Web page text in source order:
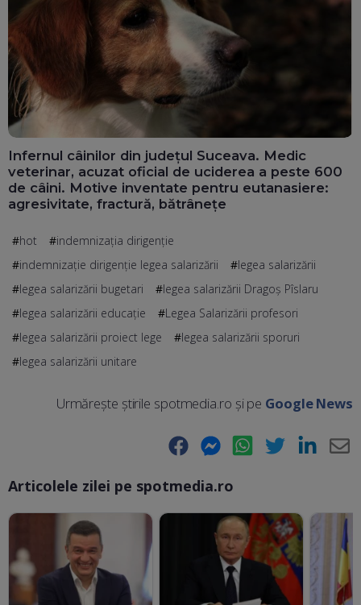
Infernul câinilor din județul Suceava. Medic
veterinar, acuzat oficial de uciderea a peste 600
de câini. Motive inventate pentru eutanasiere:
agresivitate, fractură, bătrânețe
hot
indemnizația dirigenție
indemnizație dirigenție legea salarizării
legea salarizării
legea salarizării bugetari
legea salarizării Dragoș Pîslaru
legea salarizării educație
Legea Salarizării profesori
legea salarizării proiect lege
legea salarizării sporuri
legea salarizării unitare
Urmărește știrile spotmedia.ro și pe Google News
Facebook Messenger WhatsApp Twitter LinkedIn
Articolele zilei pe spotmedia.ro